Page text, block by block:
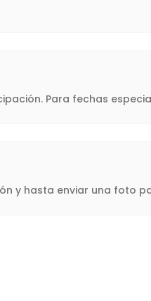
Para fechas
y hasta enviar una foto